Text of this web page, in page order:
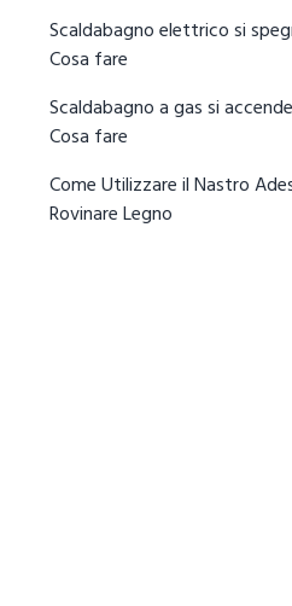
Scaldabagno elettrico si
Cosa fare
Scaldabagno a gas si
Cosa fare
Come Utilizzare il Nastro
Rovinare Legno